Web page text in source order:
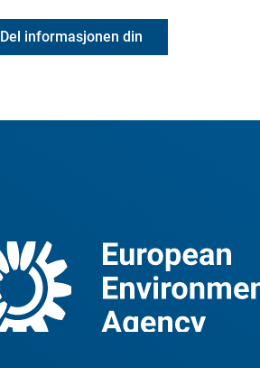
Del informasjonen din